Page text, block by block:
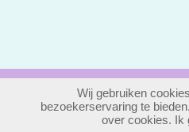
412931
login
Wij gebruiken
bezoekerservaring te
over cookies. Ik